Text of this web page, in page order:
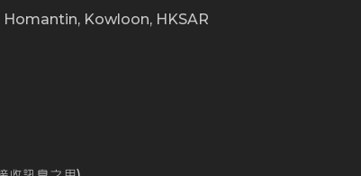
Kowloon, HKSAR